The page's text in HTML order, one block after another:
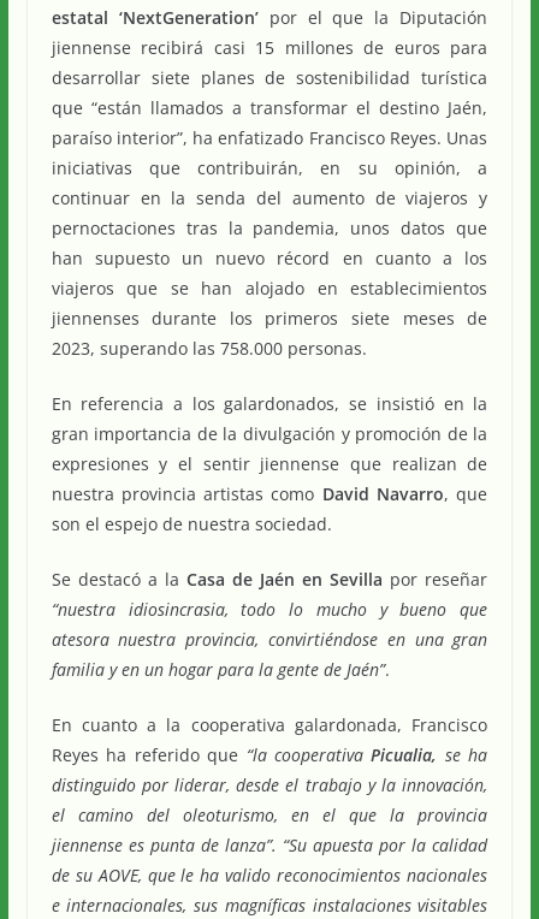
estatal ‘NextGeneration’por el que la Diputación
jiennense recibirá casi 15 millones de euros para
desarrollar siete planes de sostenibilidad turística
que “están llamados a transformar el destino Jaén,
paraíso interior”, ha enfatizado Francisco Reyes. Unas
iniciativas que contribuirán, en su opinión, a
continuar en la senda del aumento de viajeros y
pernoctaciones tras la pandemia, unos datos que
han supuesto un nuevo récord en cuanto a los
viajeros que se han alojado en establecimientos
jiennenses durante los primeros siete meses de
2023, superando las 758.000 personas.
En referencia a los galardonados, se insistió en la
gran importancia de la divulgación y promoción de la
expresiones y el sentir jiennense que realizan de
nuestra provincia artistas como David Navarro, que
son el espejo de nuestra sociedad.
Se destacó a la Casa de Jaén en Sevilla por reseñar
“nuestra idiosincrasia, todo lo mucho y bueno que
atesora nuestra provincia, convirtiéndose en una gran
familia y en un hogar para la gente de Jaén”.
En cuanto a la cooperativa galardonada, Francisco
Reyes ha referido que “la cooperativaPicualia, se ha
distinguido por liderar, desde el trabajo y la innovación,
el camino del oleoturismo, en el que la provincia
jiennense es punta de lanza”. “Su apuesta por la calidad
de su AOVE, que le ha valido reconocimientos nacionales
e internacionales, sus magníficas instalaciones visitables